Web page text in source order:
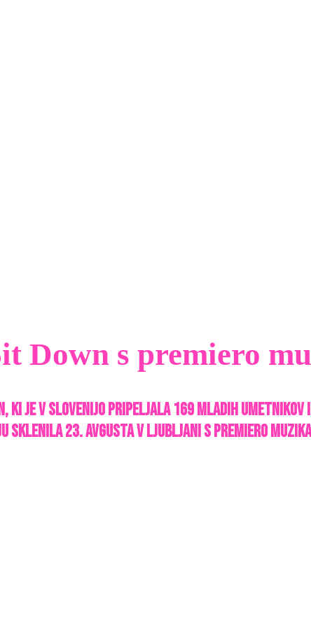
Down s premiero
ki je v Slovenijo pripeljala 169 mladih
sklenila 23. avgusta v Ljubljani s premiero